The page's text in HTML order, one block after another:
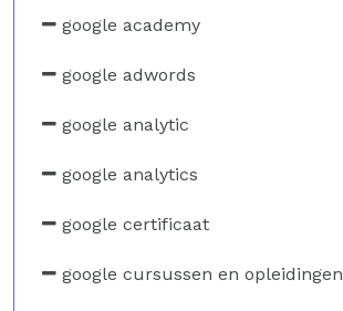
google academy
google adwords
google analytic
google analytics
google certificaat
google cursussen en opleidingen